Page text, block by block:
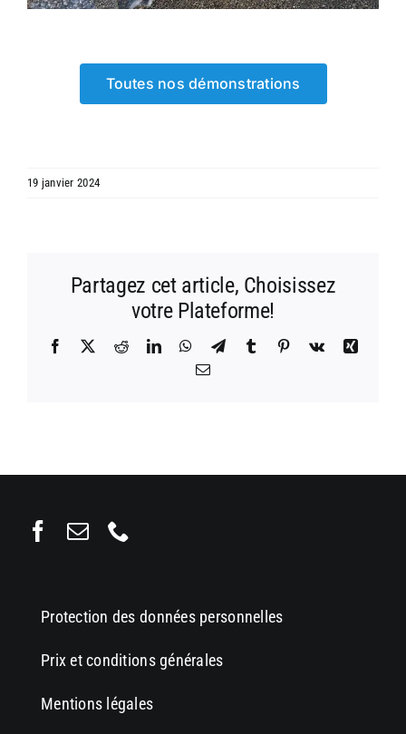
Toutes nos démonstrations
19 janvier 2024
Partagez cet article, Choisissez
votre Plateforme!
Facebook RedditLinkedInWhatsApp
TelegramTumblr Pinterest
Vk
Xing
Email
Protection des données personnelles
Prix et conditions générales
Mentions légales